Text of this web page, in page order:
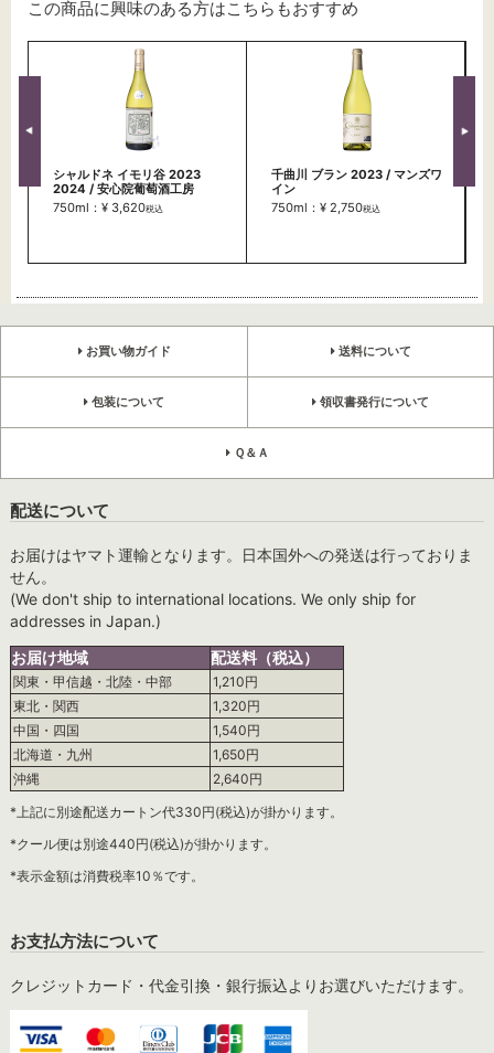
この商品に興味のある方はこちらもおすすめ
シャルドネ イモリ谷 2023
2024 / 安心院葡萄酒工房
750ml：¥ 3,620税込
千曲川 ブラン 2023 / マンズワ
イン
750ml：¥ 2,750税込
お買い物ガイド 送料について
包装について 領収書発行について
Ｑ＆Ａ
配送について
お届けはヤマト運輸となります。日本国外への発送は行っておりま
せん。
(We don't ship to international locations. We only ship for
addresses in Japan.)
お届け地域
配送料（税込）
関東・甲信越・北陸・中部
1,210円
東北・関西
1,320円
中国・四国
1,540円
北海道・九州
1,650円
沖縄
2,640円
*上記に別途配送カートン代330円(税込)が掛かります。
*クール便は別途440円(税込)が掛かります。
*表示金額は消費税率10％です。
お支払方法について
クレジットカード・代金引換・銀行振込よりお選びいただけます。